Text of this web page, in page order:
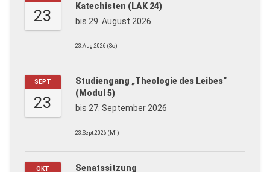
23
Katechisten (LAK 24)
bis 29. August 2026
23.Aug.2026 (So)
SEPT
23
Studiengang „Theologie des Leibes“
(Modul 5)
bis 27. September 2026
23.Sept.2026 (Mi)
OKT Senatssitzung